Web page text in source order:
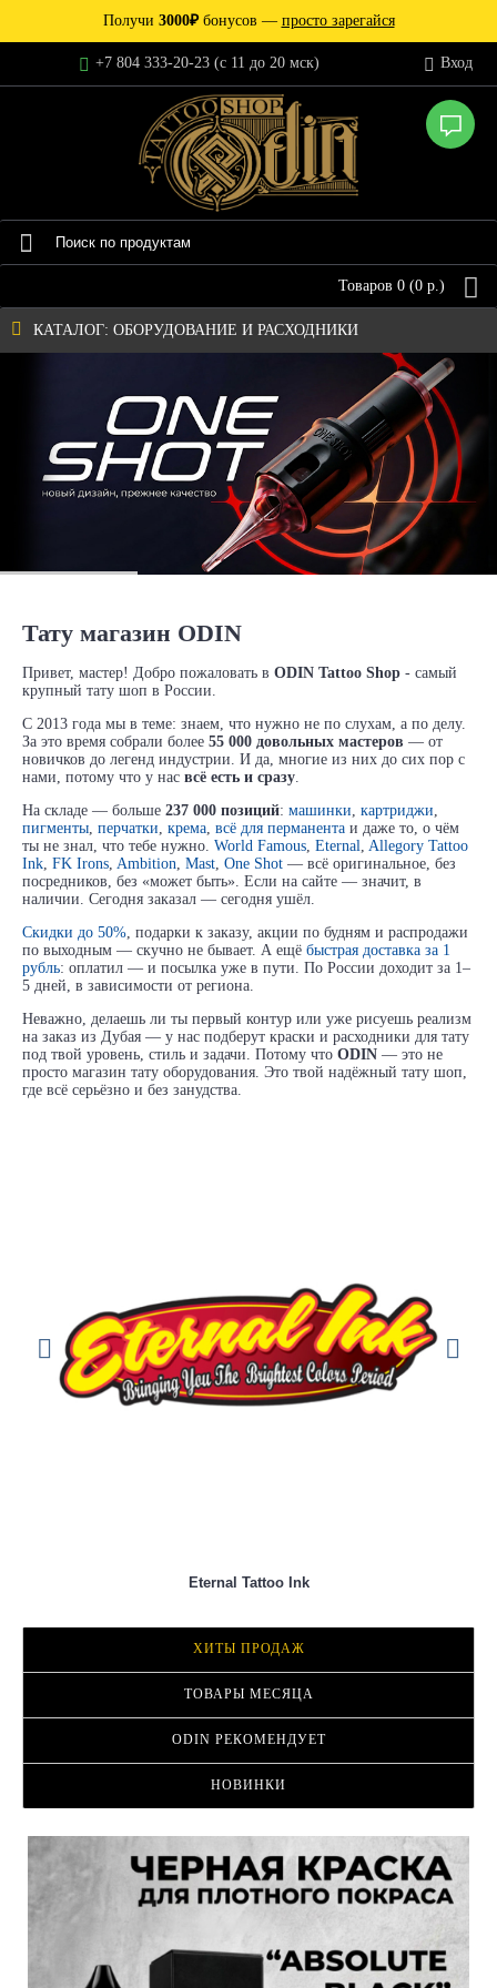
Получи 3000₽бонусов — просто зарегайся
+7 804 333-20-23 (c 11 до 20 мск) Вход
Товаров 0 (0 р.)
КАТАЛОГ: ОБОРУДОВАНИЕ И РАСХОДНИКИ
Тату магазин ODIN
Привет, мастер! Добро пожаловать в ODIN Tattoo Shop - самый
крупный тату шоп в России.
С 2013 года мы в теме: знаем, что нужно не по слухам, а по делу.
За это время собрали более 55 000 довольных мастеров — от
новичков до легенд индустрии. И да, многие из них до сих пор с
нами, потому что у нас всё есть и сразу.
На складе — больше 237 000 позиций: машинки, картриджи,
пигменты, перчатки, крема, всё для перманента и даже то, о чём
ты не знал, что тебе нужно. World Famous, Eternal, Allegory Tattoo
Ink, FK Irons, Ambition, Mast, One Shot — всё оригинальное, без
посредников, без «может быть». Если на сайте — значит, в
наличии. Сегодня заказал — сегодня ушёл.
Скидки до 50%, подарки к заказу, акции по будням и распродажи
по выходным — скучно не бывает. А ещё быстрая доставка за 1
рубль: оплатил — и посылка уже в пути. По России доходит за 1–
5 дней, в зависимости от региона.
Неважно, делаешь ли ты первый контур или уже рисуешь реализм
на заказ из Дубая — у нас подберут краски и расходники для тату
под твой уровень, стиль и задачи. Потому что ODIN — это не
просто магазин тату оборудования. Это твой надёжный тату шоп,
где всё серьёзно и без занудства.
ХИТЫ ПРОДАЖ
ТОВАРЫ МЕСЯЦА
ODIN РЕКОМЕНДУЕТ
НОВИНКИ